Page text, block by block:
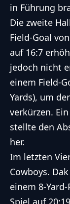
in Führung
Die zweite
Field-Goal
auf 16:7
jedoch nicht
einem Field-
Yards), um
verkürzen.
stellte den
her.
Im letzten
Cowboys.
einem 8-
Spiel auf